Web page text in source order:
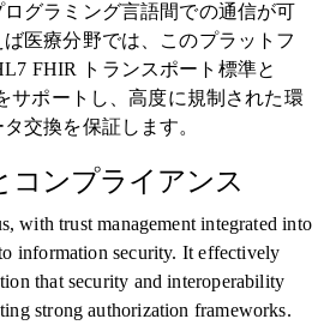
グラミング言語間での通信が可
医療分野では、このプラットフ
FHIR トランスポート標準と
サポートし、高度に規制された環
交換を保証します。
コンプライアンス
with trust management integrated into
information security. It effectively
that security and interoperability
strong authorization frameworks.